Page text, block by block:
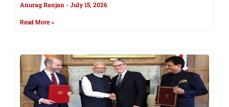
Anurag Ranjan July 15, 2026
Read More »